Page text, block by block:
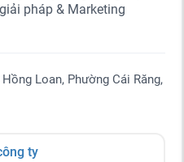
pháp & Marketing
Loan, Phường Cái Răng,
ty